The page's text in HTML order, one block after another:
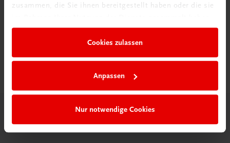
zusammen, die Sie ihnen bereitgestellt haben oder die sie
Cookies zulassen
Anpassen
Nur notwendige Cookies
Miniaturen. Fingerfood & Co. aus Österreich
für Feste und Gäste
Herzlich willkommen bei TRAUNER!